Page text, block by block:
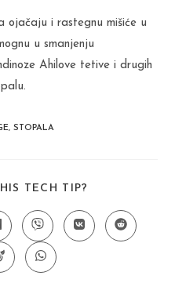
ojačaju i rastegnu mišiće u
u smanjenju
Ahilove tetive i drugih
, STOPALA
TECH TIP?
CONTENT
Opens
in
a
new
window
Opens
in
Opens
in
Opens
in